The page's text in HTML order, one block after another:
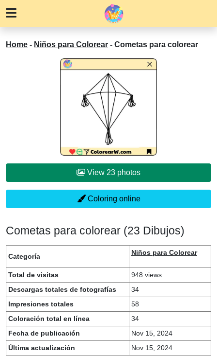
Home - Niños para Colorear - Cometas para colorear
View 23 photos
Coloring online
Cometas para colorear (23 Dibujos)
Categoría Niños para Colorear
Total de visitas
948 views
Descargas totales de fotografías
34
Impresiones totales
58
Coloración total en línea
34
Fecha de publicación
Nov 15, 2024
Última actualización
Nov 15, 2024